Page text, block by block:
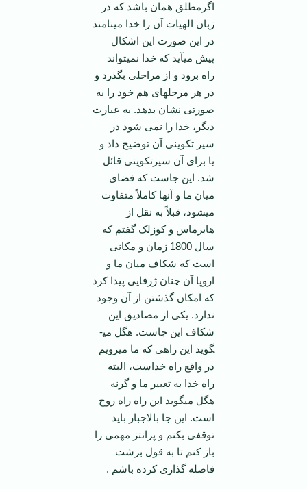
اگرمطلق همان باشد که در
زبان الهیات آن را خدا می­نامند
در این صورت این اشکال
پیش می­آید که خدا نمی­تواند
راه برود و از مراحلی بگذرد و
در هر مرحله­ای هم خود را به
صورتی نشان بدهد. به عبارت
دیگر، خدا را نمی شود در
سیر تکوینی آن توضیح داد و
یا برای آن سیرتکوینی قائل
شد. این جاست که فضای
میان ما و آنها کاملاً متفاوت
می­شود، قبلاً به نقل از
هابرماس و کوزلک گفتم که
سال 1800 زمان و مکانی
است که شکاف میان ما و
اروپا آن چنان ژرفایی پیدا کرد
که امکان گذشتن از آن وجود
ندارد. یکی از مصادیق این
شکاف این جاست. هگل می­
گوید این راهی که ما می­رویم
در واقع راه خداست، البته
راه خدا به تعبیر ما و گرنه
هگل می­گوید این راه راه روح
است. این جا بالاجبار باید
توقفی بکنم و پرانتز مهمی را
باز کنم تا به قول برشت
فاصله گذاری کرده باشم .